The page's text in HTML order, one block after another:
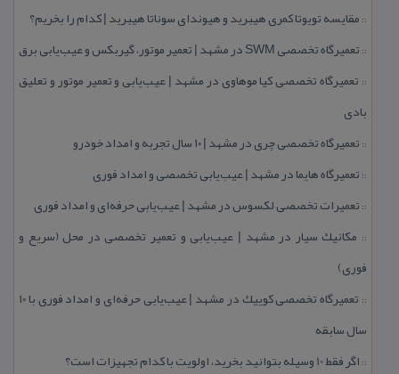
:: مقایسه تویوتا كمری هیبرید و هیوندای سوناتا هیبرید | كدام را بخریم؟
:: تعمیرگاه تخصصی SWM در مشهد | تعمیر موتور، گیربكس و عیب‌یابی برق
:: تعمیرگاه تخصصی كیا موهاوی در مشهد | عیب‌یابی و تعمیر موتور و تعلیق
بادی
:: تعمیرگاه تخصصی چری در مشهد | ۱۰ سال تجربه و امداد خودرو
:: تعمیرگاه هایما در مشهد | عیب‌یابی تخصصی و امداد فوری
:: تعمیرات تخصصی لكسوس در مشهد | عیب‌یابی حرفه‌ای و امداد فوری
:: مكانیك سیار در مشهد | عیب‌یابی و تعمیر تخصصی در محل (سریع و
فوری)
::
تعمیرگاه تخصصی كوییك در مشهد | عیب‌یابی حرفه‌ای و امداد فوری با ۱۰
سال سابقه
:: اگر فقط 10 وسیله بتوانید بخرید، اولویت با كدام تجهیزات است؟